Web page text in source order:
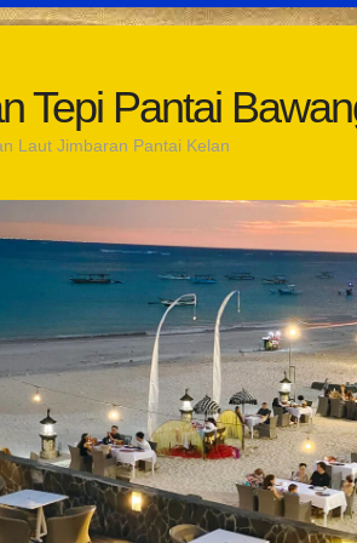
Tepi Pantai
Laut Jimbaran Pantai Kelan